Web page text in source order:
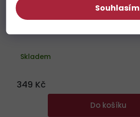
Souhlasím
5
hvězdiček.
Skladem
349 Kč
Do košíku